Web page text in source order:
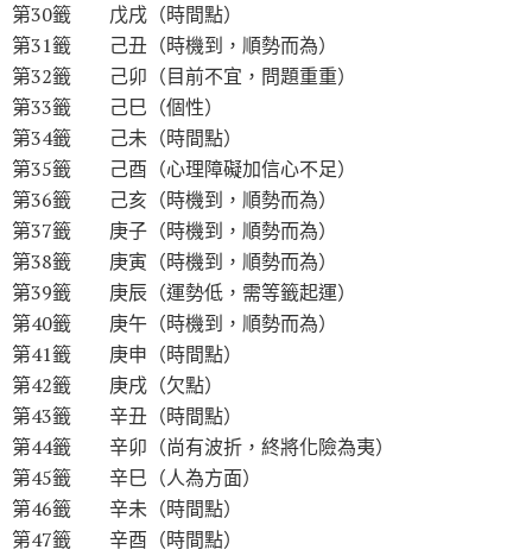
第30籤 戊戌（時間點）
第31籤 己丑（時機到，順勢而為）
第32籤 己卯（目前不宜，問題重重）
第33籤 己巳（個性）
第34籤 己未（時間點）
第35籤 己酉（心理障礙加信心不足）
第36籤 己亥（時機到，順勢而為）
第37籤 庚子（時機到，順勢而為）
第38籤 庚寅（時機到，順勢而為）
第39籤 庚辰（運勢低，需等籤起運）
第40籤 庚午（時機到，順勢而為）
第41籤 庚申（時間點）
第42籤 庚戌（欠點）
第43籤 辛丑（時間點）
第44籤 辛卯（尚有波折，終將化險為夷）
第45籤 辛巳（人為方面）
第46籤 辛未（時間點）
第47籤 辛酉（時間點）